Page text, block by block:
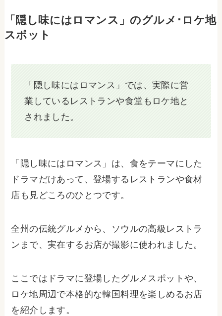
「隠し味にはロマンス」のグルメ･ロケ地
スポット
「隠し味にはロマンス」では、実際に営
業しているレストランや食堂もロケ地と
されました。
「隠し味にはロマンス」は、食をテーマにした
ドラマだけあって、登場するレストランや食材
店も見どころのひとつです。
全州の伝統グルメから、ソウルの高級レストラ
ンまで、実在するお店が撮影に使われました。
ここではドラマに登場したグルメスポットや、
ロケ地周辺で本格的な韓国料理を楽しめるお店
を紹介します。